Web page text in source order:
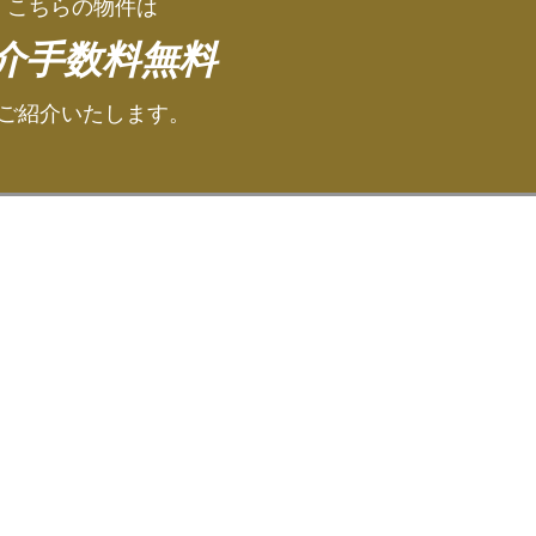
こちらの物件は
手数料無料
紹介いたします。